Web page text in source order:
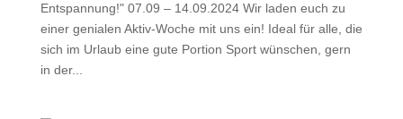
Entspannung!" 07.09 – 14.09.2024 Wir laden euch zu
einer genialen Aktiv-Woche mit uns ein! Ideal für alle, die
sich im Urlaub eine gute Portion Sport wünschen, gern
in der...